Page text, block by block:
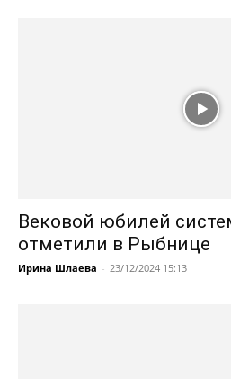
Вековой юбилей
отметили в Рыбнице
Ирина Шлаева - 23/12/2024 15:13